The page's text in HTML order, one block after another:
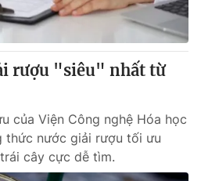
rượu "siêu" nhất từ
của Viện Công nghệ Hóa học
thức nước giải rượu tối ưu
cây cực dễ tìm.